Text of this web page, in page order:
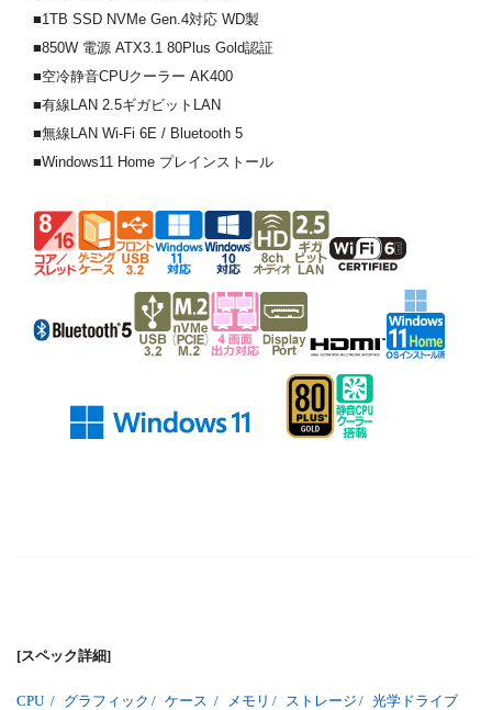
■1TB SSD NVMe Gen.4対応 WD製
■850W 電源 ATX3.1 80Plus Gold認証
■空冷静音CPUクーラー AK400
■有線LAN 2.5ギガビットLAN
■無線LAN Wi-Fi 6E / Bluetooth 5
■Windows11 Home プレインストール
[スペック詳細]
CPU / グラフィック / ケース / メモリ / ストレージ / 光学ドライブ